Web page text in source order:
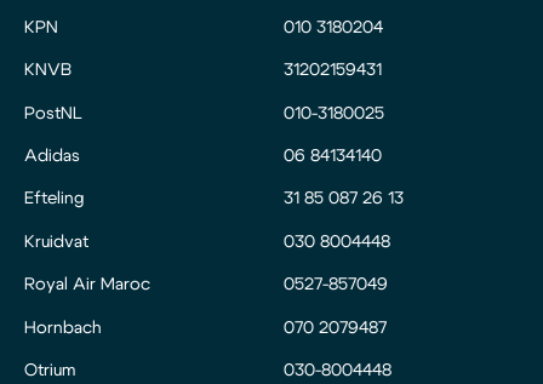
KPN
KNVB
PostNL
Adidas
Efteling
Kruidvat
Royal Air Maroc
Hornbach
Otrium
010 3180204
31202159431
010-3180025
06 84134140
31 85 087 26 13
030 8004448
0527-857049
070 2079487
030-8004448